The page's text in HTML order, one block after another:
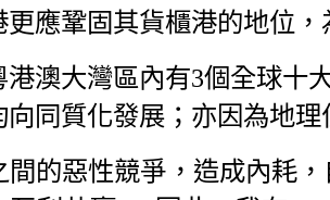
更應鞏固其貨櫃港的地位
澳大灣區內有3個全球十
向同質化發展；亦因為地
間的惡性競爭，造成內耗